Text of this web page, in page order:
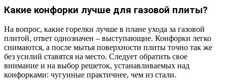
Какие конфорки лучше для газовой плиты?
На вопрос, какие горелки лучше в плане ухода за газовой
плитой, ответ однозначен – выступающие. Конфорки легко
снимаются, а после мытья поверхности плиты точно так же
без усилий ставятся на место. Следует обратить свое
внимание и на выбор решеток, устанавливаемых над
конфорками: чугунные практичнее, чем из стали.